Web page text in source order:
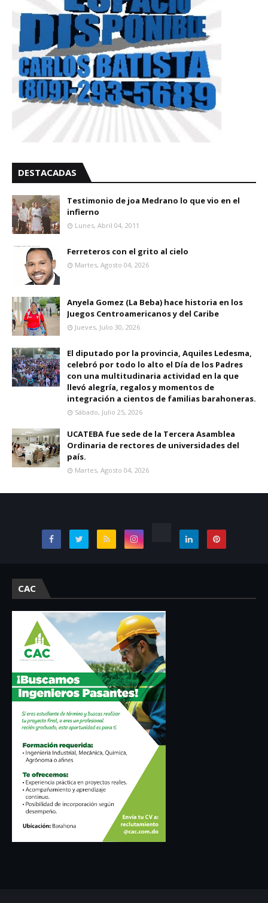
DESTACADAS
Testimonio de joa Medrano lo que vio en el
infierno
Lunes, Abril 04, 2011
Ferreteros con el grito al cielo
Martes, Agosto 04, 2026
Anyela Gomez (La Beba) hace historia en los
Juegos Centroamericanos y del Caribe
Jueves, Julio 30, 2026
El diputado por la provincia, Aquiles Ledesma,
celebró por todo lo alto el Día de los Padres
con una multitudinaria actividad en la que
llevó alegría, regalos y momentos de
integración a cientos de familias barahoneras.
Sábado, Julio 25, 2026
UCATEBA fue sede de la Tercera Asamblea
Ordinaria de rectores de universidades del
país.
Martes, Agosto 04, 2026
CAC